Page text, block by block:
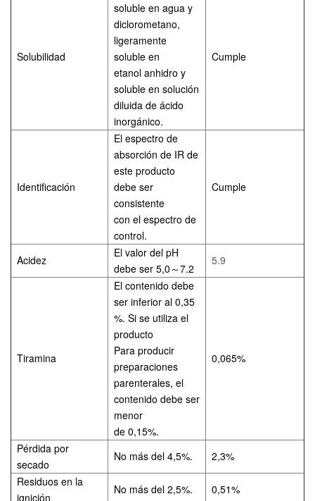
Solubilidad
soluble en agua y
diclorometano,
ligeramente
soluble en
etanol anhidro y
soluble en solución
diluida de ácido
inorgánico.
Cumple
Identificación
El espectro de
absorción de IR de
este producto
debe ser
consistente
con el espectro de
control.
Cumple
Acidez
El valor del pH
debe ser 5,0 ～7.2
5.9
Tiramina
El contenido debe
ser inferior al 0,35
%. Si se utiliza el
producto
Para producir
preparaciones
parenterales, el
contenido debe ser
menor
de 0,15%.
0,065%
Pérdida por
secado
No más del 4,5%.
2,3%
Residuos en la
ignición
No más del 2,5%. 0,51%